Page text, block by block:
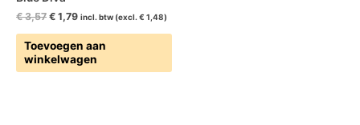
€3,57 € 1,79 incl. btw (excl. € 1,48)
Toevoegen aan
winkelwagen